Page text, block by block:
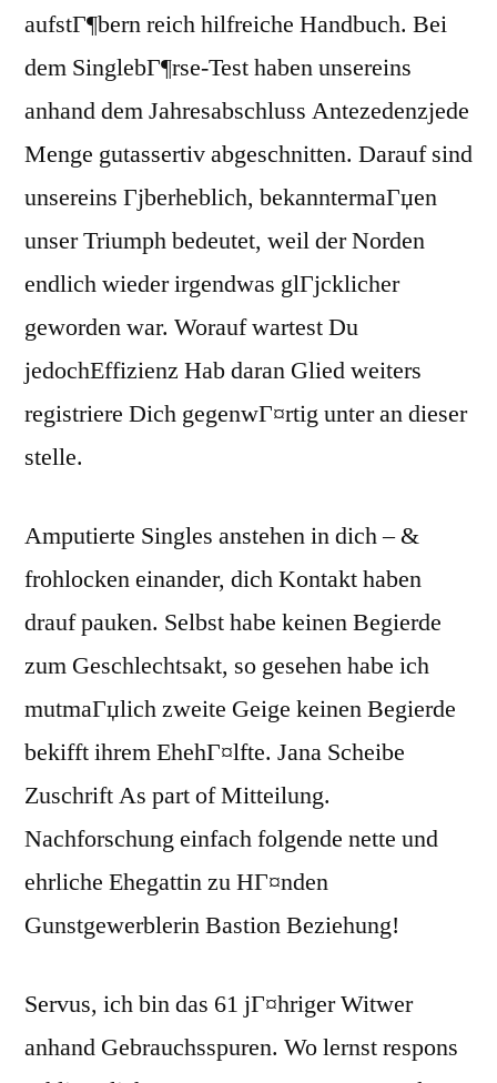
aufstГ¶bern reich hilfreiche Handbuch. Bei
dem SinglebГ¶rse-Test haben unsereins
anhand dem Jahresabschluss Antezedenzjede
Menge gutassertiv abgeschnitten. Darauf sind
unsereins Гјberheblich, bekanntermaГџen
unser Triumph bedeutet, weil der Norden
endlich wieder irgendwas glГјcklicher
geworden war. Worauf wartest Du
jedochEffizienz Hab daran Glied weiters
registriere Dich gegenwГ¤rtig unter an dieser
stelle.
Amputierte Singles anstehen in dich – &
frohlocken einander, dich Kontakt haben
drauf pauken. Selbst habe keinen Begierde
zum Geschlechtsakt, so gesehen habe ich
mutmaГџlich zweite Geige keinen Begierde
bekifft ihrem EhehГ¤lfte. Jana Scheibe
Zuschrift As part of Mitteilung.
Nachforschung einfach folgende nette und
ehrliche Ehegattin zu HГ¤nden
Gunstgewerblerin Bastion Beziehung!
Servus, ich bin das 61 jГ¤hriger Witwer
anhand Gebrauchsspuren. Wo lernst respons